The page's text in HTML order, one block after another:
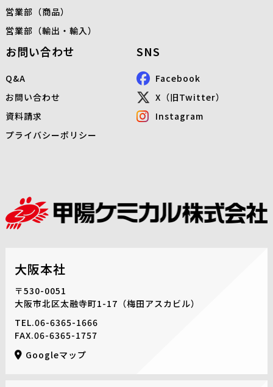
営業部（商品）
営業部（輸出・輸入）
お問い合わせ
Q&A
お問い合わせ
資料請求
プライバシーポリシー
SNS
Facebook
X（旧Twitter）
Instagram
大阪本社
〒530-0051
大阪市北区太融寺町1-17 （梅田アスカビル）
TEL.06-6365-1666
FAX.06-6365-1757
Googleマップ